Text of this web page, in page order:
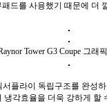
드를 사용했기 때문에 더
Tower G3 Coupe 그래
서플라이 독립구조를 완
각효율을 더욱 강하게 할